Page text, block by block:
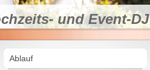
und Event-DJ
Ablauf